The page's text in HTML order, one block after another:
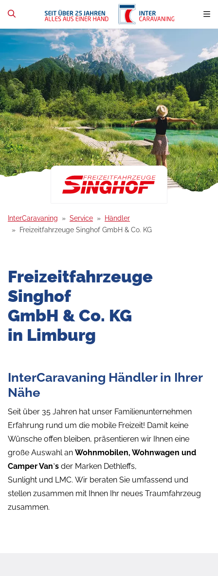
InterCaravaning Service
Händler
Freizeitfahrzeuge Singhof GmbH & Co. KG
Freizeitfahrzeuge
Singhof
GmbH & Co. KG
in Limburg
InterCaravaning Händler in Ihrer
Nähe
Seit über 35 Jahren hat unser Familienunternehmen
Erfahrung rund um die mobile Freizeit! Damit keine
Wünsche offen bleiben, präsentieren wir Ihnen eine
große Auswahl an Wohnmobilen, Wohnwagen und
Camper Van`s der Marken Dethleffs,
Sunlight und LMC. Wir beraten Sie umfassend und
stellen zusammen mit Ihnen Ihr neues Traumfahrzeug
zusammen.